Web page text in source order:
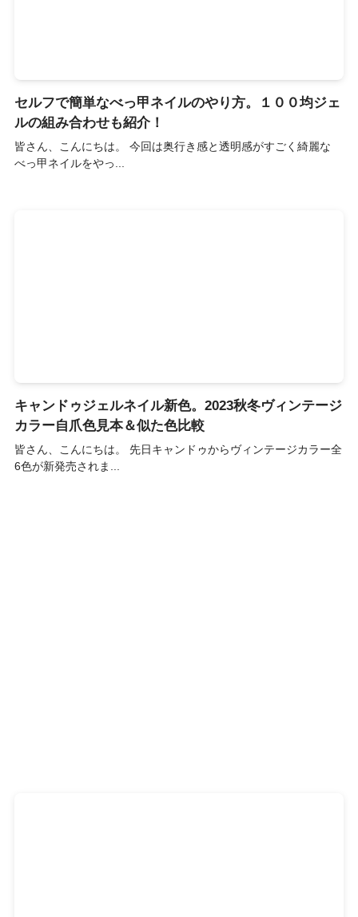
セルフで簡単なべっ甲ネイルのやり方。１００均ジェ
ルの組み合わせも紹介！
皆さん、こんにちは。 今回は奥行き感と透明感がすごく綺麗な
べっ甲ネイルをやっ...
キャンドゥジェルネイル新色。2023秋冬ヴィンテージ
カラー自爪色見本＆似た色比較
皆さん、こんにちは。 先日キャンドゥからヴィンテージカラー全
6色が新発売されま...